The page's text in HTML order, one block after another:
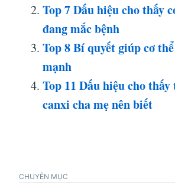
Top 7 Dấu hiệu cho thấy
đang mắc bệnh
Top 8 Bí quyết giúp cơ
mạnh
Top 11 Dấu hiệu cho
canxi cha mẹ nên biết
CHUYÊN MỤC